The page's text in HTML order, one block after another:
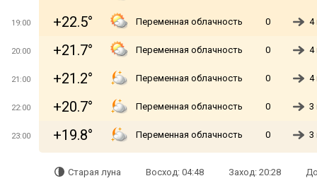
19:00 +22.5° Переменная облачность 0 4
20:00 +21.7° Переменная облачность 0 4
21:00 +21.2° Переменная облачность 0 4
22:00 +20.7° Переменная облачность 0 3
23:00 +19.8° Переменная облачность 0 3
Старая луна Восход: 04:48 Заход: 20:28